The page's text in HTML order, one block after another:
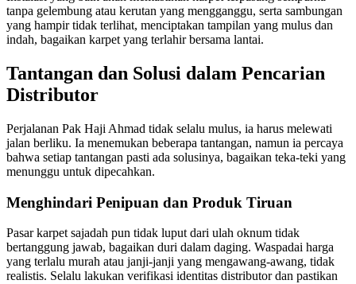
tanpa gelembung atau kerutan yang mengganggu, serta sambungan
yang hampir tidak terlihat, menciptakan tampilan yang mulus dan
indah, bagaikan karpet yang terlahir bersama lantai.
Tantangan dan Solusi dalam Pencarian
Distributor
Perjalanan Pak Haji Ahmad tidak selalu mulus, ia harus melewati
jalan berliku. Ia menemukan beberapa tantangan, namun ia percaya
bahwa setiap tantangan pasti ada solusinya, bagaikan teka-teki yang
menunggu untuk dipecahkan.
Menghindari Penipuan dan Produk Tiruan
Pasar karpet sajadah pun tidak luput dari ulah oknum tidak
bertanggung jawab, bagaikan duri dalam daging. Waspadai harga
yang terlalu murah atau janji-janji yang mengawang-awang, tidak
realistis. Selalu lakukan verifikasi identitas distributor dan pastikan